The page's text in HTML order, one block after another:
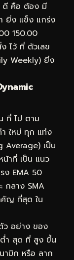
คือ ต้อง มี
ยิ่ง แข็ง แกร่ง
150.00
ไว้ ที่ ตัวเลข
Weekly) ยิ่ง
ที่ ไป ตาม
ใหม่ ทุก แท่ง
Average) เป็น
าที่ เป็น แนว
ง EMA 50
กลาง SMA
คัญ ที่สุด ใน
ว อย่าง ของ
ำ สุด ที่ สูง ขึ้น
ามิก หรือ ลาก